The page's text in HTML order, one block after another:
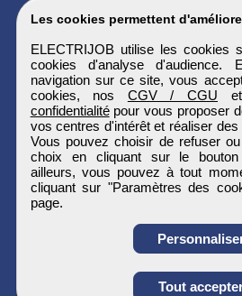
Obtenir
Les cookies permettent
ELECTRIJOB utilise les cookies
cookies d'analyse d'audience.
navigation sur ce site, vous
cookies, nos CGV / CGU
confidentialitépour vous proposer
vos centres d'intérêt et réaliser
Vous pouvez choisir de refuser
choix en cliquant sur le bouton
ailleurs, vous pouvez à tout
cliquant sur "Paramètres des
page.
Tout